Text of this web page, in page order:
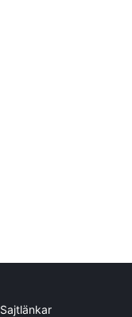
Sajtlänkar